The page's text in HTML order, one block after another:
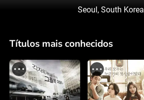
Seoul, South Korea
Títulos mais conhecidos